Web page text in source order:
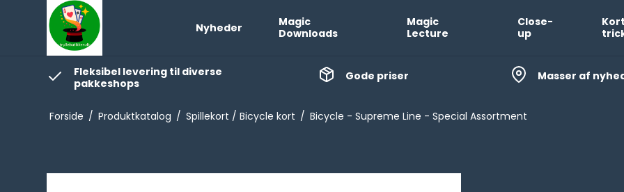
Nyheder
Magic
Downloads
Magic
Lecture
Close-
up
Fleksibel levering til diverse
pakkeshops
Gode priser Masser af
Forside / Produktkatalog / Spillekort / Bicycle kort / Bicycle - Supreme Line - Special Assortment